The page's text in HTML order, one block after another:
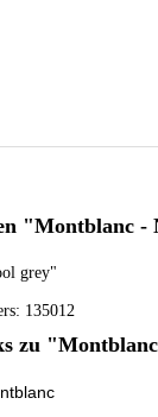
"Montblanc -
grey"
135012
zu